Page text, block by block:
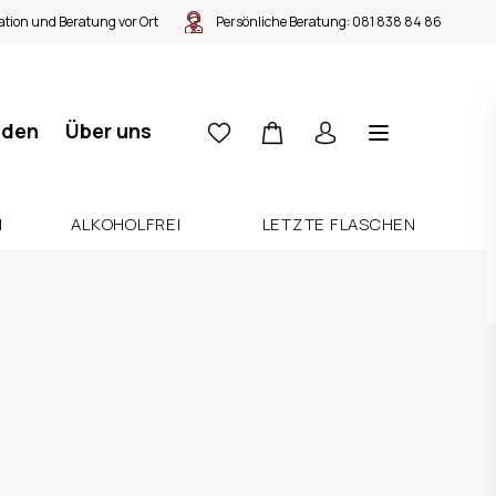
und Beratung vor Ort Persönliche Beratung: 081 838 84 86
Über uns
ALKOHOLFREI LETZTE FLASCHEN